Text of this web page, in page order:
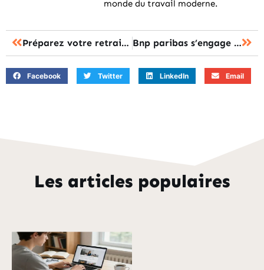
monde du travail moderne.
Préparez votre retraite: transformez vos années dorées en aventure continue ! Bnp paribas s’engage : révolutionner la formation pour ses salariés
Facebook Twitter LinkedIn Email
Les articles populaires